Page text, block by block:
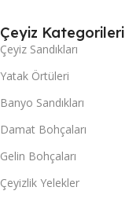
Çeyiz Kategorileri
Çeyiz Sandıkları
Yatak Örtüleri
Banyo Sandıkları
Damat Bohçaları
Gelin Bohçaları
Çeyizlik Yelekler